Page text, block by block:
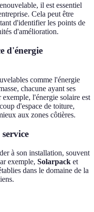
il est essentiel
Cela peut être
d'identifier les points de
d'amélioration.
d'énergie
comme l'énergie
chacune ayant ses
l'énergie solaire est
d'espace de toiture,
aux zones côtières.
à son installation, souvent
exemple, Solarpack et
dans le domaine de la